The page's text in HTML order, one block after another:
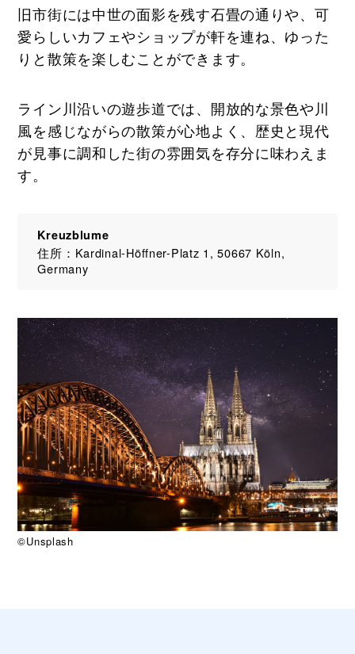
旧市街には中世の面影を残す石畳の通りや、可
愛らしいカフェやショップが軒を連ね、ゆった
りと散策を楽しむことができます。
ライン川沿いの遊歩道では、開放的な景色や川
風を感じながらの散策が心地よく、歴史と現代
が見事に調和した街の雰囲気を存分に味わえま
す。
Kreuzblume
住所：Kardinal-Höffner-Platz 1, 50667 Köln,
Germany
©Unsplash